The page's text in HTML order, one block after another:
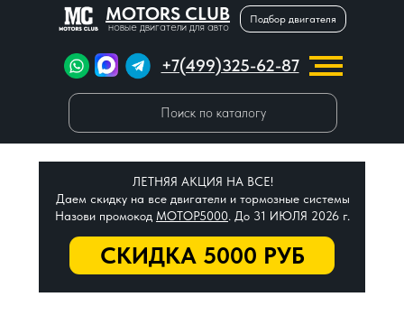
MOTORS CLUB
новые двигатели для авто
Подбор двигателя
+7(499)325-62-87
Поиск по каталогу
СКИДКА 5000 РУБ
ЛЕТНЯЯ АКЦИЯ НА ВСЕ!
Даем скидку на все двигатели и тормозные системы
Назови промокод МОТОР5000. До 31 ИЮЛЯ 2026 г.